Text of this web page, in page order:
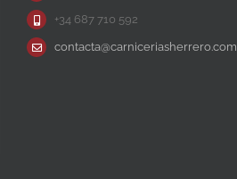
+34 687 710 592
contacta@carniceriasherrero.com